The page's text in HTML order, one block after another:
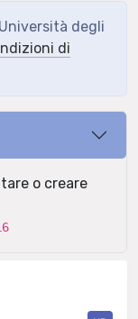
degli
di
o creare